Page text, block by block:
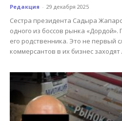
Редакция - 29 декабря 2025
Сестра президента Садыра
одного из боссов рынка
его родственника. Это не первый
коммерсантов в их бизнес